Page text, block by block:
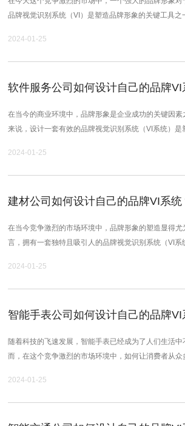
品牌视觉识别系统（VI）是塑造品牌形象的关键工具之
2024-01-25
软件服务公司如何设计自己的品牌VI
在当今的商业环境中，品牌形象是企业成功的关键因素
来说，设计一套有效的品牌视觉识别系统（VI系统）是
2024-01-25
建材公司如何设计自己的品牌VI系统
在当今竞争激烈的市场环境中，品牌形象的塑造显得
言，拥有一套独特且吸引人的品牌视觉识别系统（VI系
2024-01-25
智能手表公司如何设计自己的品牌VI
随着科技的飞速发展，智能手表已经成为了人们生活
而，在这个竞争激烈的市场环境中，如何让消费者从众
2024-01-25